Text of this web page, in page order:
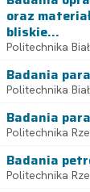
oraz
bliskie...
Politechnika
Badania
Politechnika
Badania
Politechnika
Badania
Politechnika